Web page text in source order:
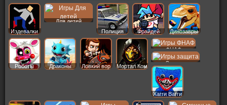
Издевалки
Для детей
Полиция
Фрайдей Динозавры
Роботы Драконы Ловкий вор Мортал Ком
ФНАФ
Защита
Хагги Вагги